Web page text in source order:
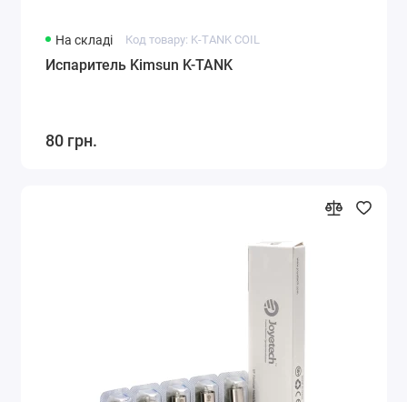
На складі Код товару: K-TANK COIL
Испаритель Kimsun K-TANK
80 грн.